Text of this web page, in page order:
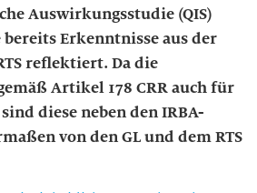
Auswirkungsstudie (QIS)
Erkenntnisse aus der
reflektiert. Da die
Artikel 178 CRRauch für
diese neben den IRBA-
von den GL und dem RTS